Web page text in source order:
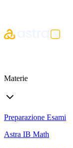
Materie
Preparazione Esami
Astra IB Math